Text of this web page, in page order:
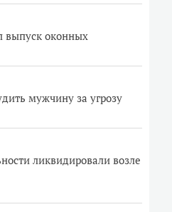
выпуск оконных
мужчину за угрозу
ликвидировали возле